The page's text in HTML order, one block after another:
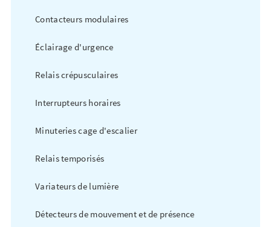
Contacteurs modulaires
Éclairage d'urgence
Relais crépusculaires
Interrupteurs horaires
Minuteries cage d'escalier
Relais temporisés
Variateurs de lumière
Détecteurs de mouvement et de présence